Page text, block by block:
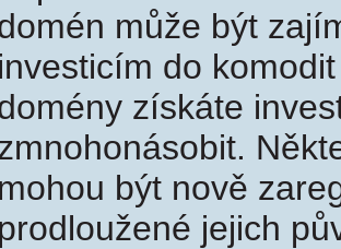
může být
investicím do
získáte
mohou být nově
prodloužené jejich